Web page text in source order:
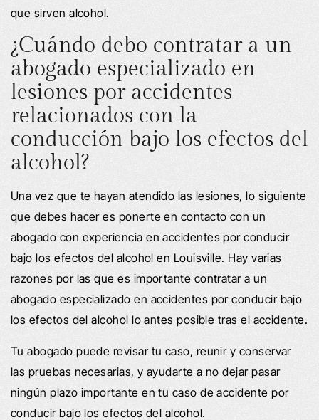
que sirven alcohol.
¿Cuándo debo contratar a un
abogado especializado en
lesiones por accidentes
relacionados con la
conducción bajo los efectos del
alcohol?
Una vez que te hayan atendido las lesiones, lo siguiente
que debes hacer es ponerte en contacto con un
abogado con experiencia en accidentes por conducir
bajo los efectos del alcohol en Louisville. Hay varias
razones por las que es importante contratar a un
abogado especializado en accidentes por conducir bajo
los efectos del alcohol lo antes posible tras el accidente.
Tu abogado puede revisar tu caso, reunir y conservar
las pruebas necesarias, y ayudarte a no dejar pasar
ningún plazo importante en tu caso de accidente por
conducir bajo los efectos del alcohol.